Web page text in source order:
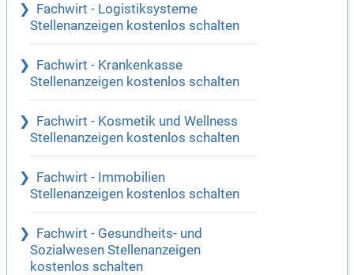
Fachwirt - Logistiksysteme
Stellenanzeigen kostenlos schalten
Fachwirt - Krankenkasse
Stellenanzeigen kostenlos schalten
Fachwirt - Kosmetik und Wellness
Stellenanzeigen kostenlos schalten
Fachwirt - Immobilien
Stellenanzeigen kostenlos schalten
Fachwirt - Gesundheits- und
Sozialwesen Stellenanzeigen
kostenlos schalten